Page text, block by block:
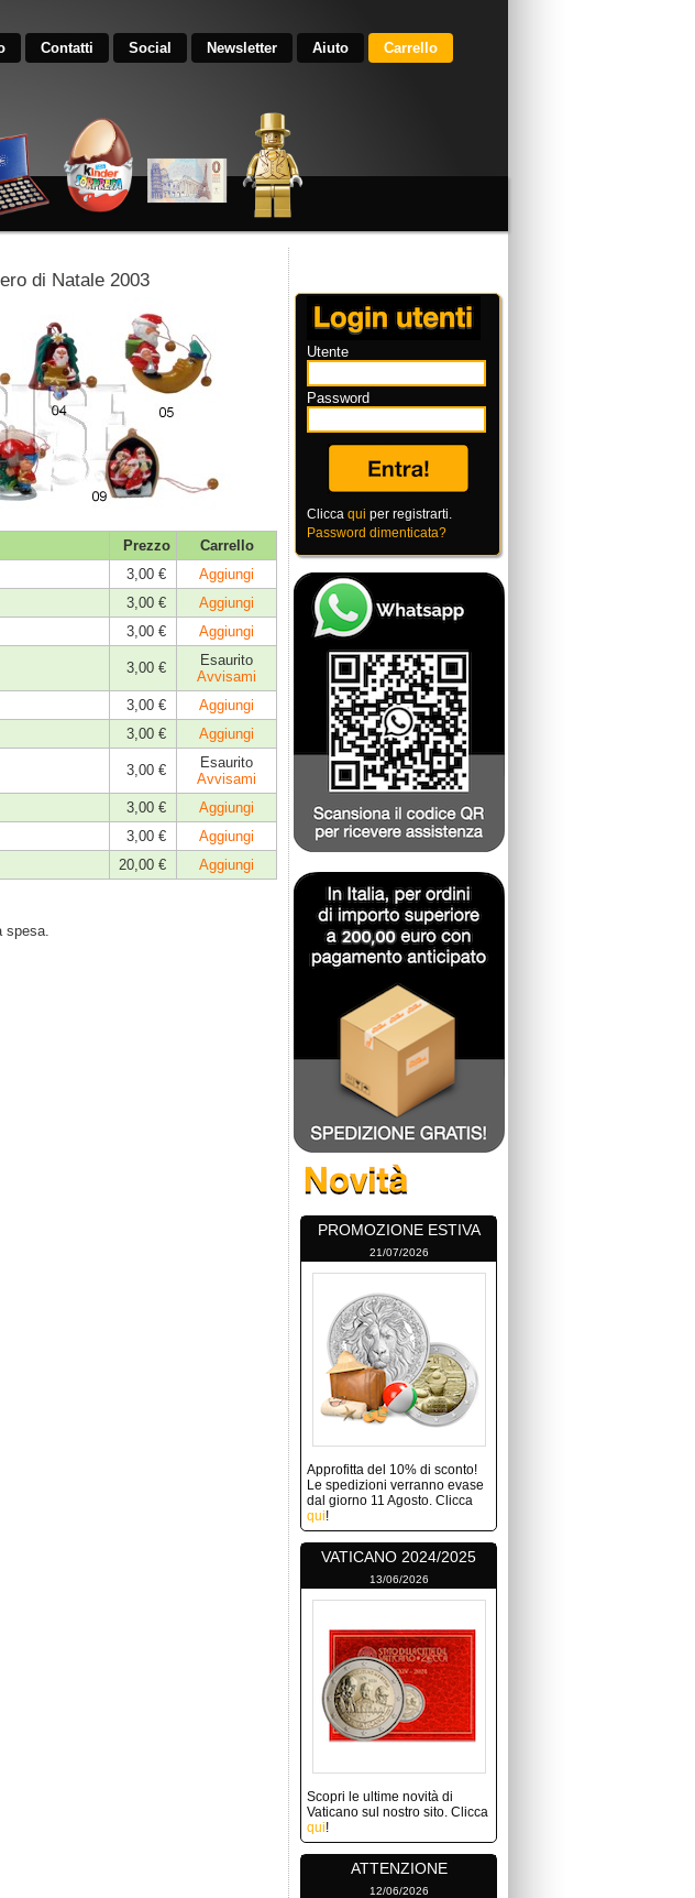
Contatti Social Newsletter Aiuto Carrello
di Natale 2003
Prezzo
Carrello
3,00 €
Aggiungi
3,00 €
Aggiungi
3,00 € Aggiungi
3,00 €
Esaurito
Avvisami
3,00 €
Aggiungi
3,00 € Aggiungi
3,00 €
Esaurito
Avvisami
3,00 €
Aggiungi
3,00 €
Aggiungi
20,00 € Aggiungi
spesa.
Utente
Password
Clicca qui per registrarti.
Password dimenticata?
PROMOZIONE ESTIVA
21/07/2026
Approfitta del 10% di sconto!
Le spedizioni verranno evase
dal giorno 11 Agosto. Clicca
qui!
VATICANO 2024/2025
13/06/2026
Scopri le ultime novità di
Vaticano sul nostro sito. Clicca
qui!
ATTENZIONE
12/06/2026